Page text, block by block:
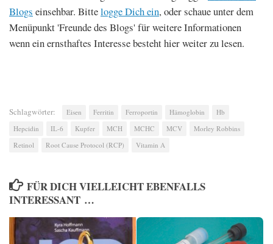
Blogs einsehbar. Bittelogge Dich ein, oder schaue unter dem
Menüpunkt 'Freunde des Blogs' für weitere Informationen
wenn ein ernsthaftes Interesse besteht hier weiter zu lesen.
Schlagwörter: Eisen Ferritin Ferroportin Hämoglobin
Hb
Hepcidin
IL-6 Kupfer MCH MCHC MCV
Morley Robbins
Retinol
Root Cause Protocol (RCP) Vitamin A
FÜR DICH VIELLEICHT EBENFALLS
INTERESSANT …